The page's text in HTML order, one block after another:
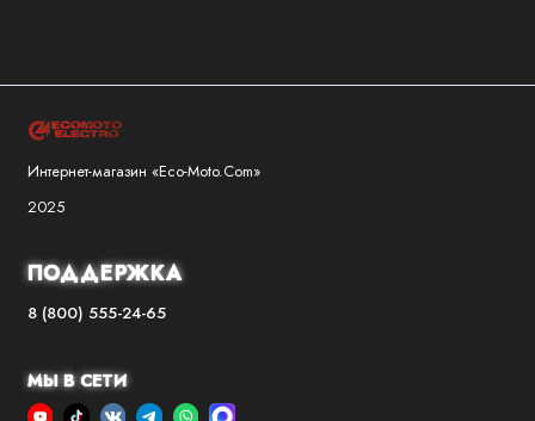
Интернет-магазин «Eco-Moto.Com»
2025
ПОДДЕРЖКА
8 (800) 555-24-65
МЫ В СЕТИ